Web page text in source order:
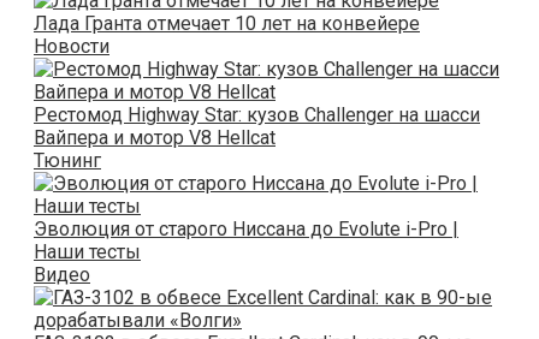
Лада Гранта отмечает 10 лет на конвейере
Новости
Рестомод Highway Star: кузов Challenger на шасси
Вайпера и мотор V8 Hellcat
Тюнинг
Эволюция от старого Ниссана до Evolute i-Pro |
Наши тесты
Видео